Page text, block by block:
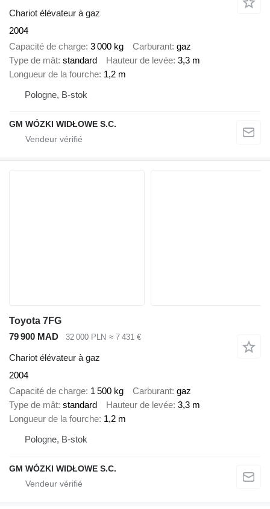
Chariot élévateur à gaz
2004
Capacité de charge 3 000 kg Carburant gaz
Type de mât standard Hauteur de levée 3,3 m
Longueur de la fourche 1,2 m
Pologne, B-stok
GM WÓZKI WIDŁOWE S.C.
Toyota 7FG
79 900 MAD
32 000 PLN ≈ 7 431 €
Chariot élévateur à gaz
2004
Capacité de charge 1 500 kg Carburant gaz
Type de mât standard Hauteur de levée 3,3 m
Longueur de la fourche 1,2 m
Pologne, B-stok
GM WÓZKI WIDŁOWE S.C.